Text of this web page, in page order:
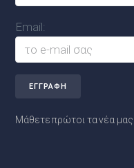
Email:
Μάθετε πρώτοι τα νέα μας.